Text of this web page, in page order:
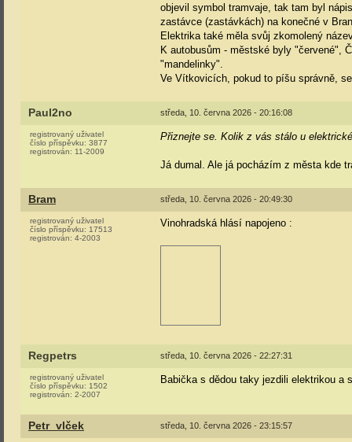
objevil symbol tramvaje, tak tam byl
zastávce (zastávkách) na konečné v
Elektrika také měla svůj zkomolený
K autobusům - městské byly "červené",
"mandelinky".
Ve Vítkovicích, pokud to píšu správně,
Paul2no středa, 10. června 2026 - 20:16:08
registrovaný uživatel
číslo příspěvku: 3877
registrován: 11-2009
Přiznejte se. Kolik z vás stálo u
Já dumal. Ale já pocházím z města kde
Bram středa, 10. června 2026 - 20:49:30
registrovaný uživatel
číslo příspěvku: 17513
registrován: 4-2003
Vinohradská hlásí napojeno :
Regpetrs středa, 10. června 2026 - 22:27:31
registrovaný uživatel
číslo příspěvku: 1502
registrován: 2-2007
Babička s dědou taky jezdili elektrikou a
Petr_vlček středa, 10. června 2026 - 23:15:57